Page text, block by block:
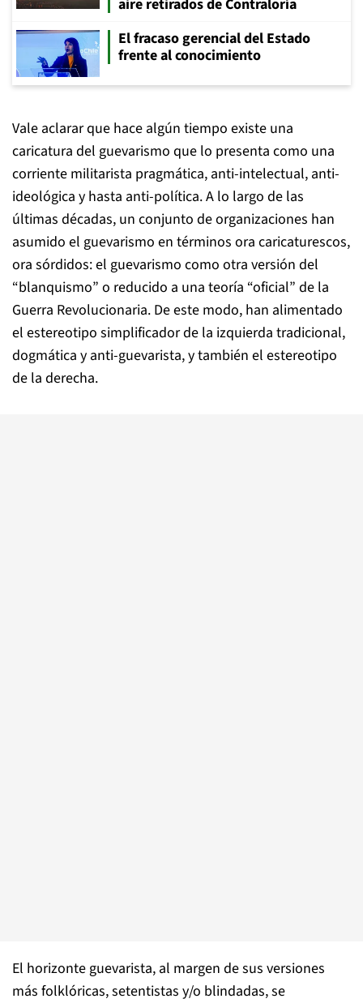
aire retirados de Contraloría
El fracaso gerencial del Estado
frente al conocimiento
Vale aclarar que hace algún tiempo existe una
caricatura del guevarismo que lo presenta como una
corriente militarista pragmática, anti-intelectual, anti-
ideológica y hasta anti-política. A lo largo de las
últimas décadas, un conjunto de organizaciones han
asumido el guevarismo en términos ora caricaturescos,
ora sórdidos: el guevarismo como otra versión del
“blanquismo” o reducido a una teoría “oficial” de la
Guerra Revolucionaria. De este modo, han alimentado
el estereotipo simplificador de la izquierda tradicional,
dogmática y anti-guevarista, y también el estereotipo
de la derecha.
El horizonte guevarista, al margen de sus versiones
más folklóricas, setentistas y/o blindadas, se